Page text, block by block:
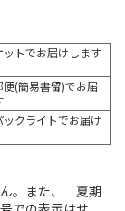
ットでお届けします
便(簡易書留)でお届
ックライトでお届け
。また、「夏期